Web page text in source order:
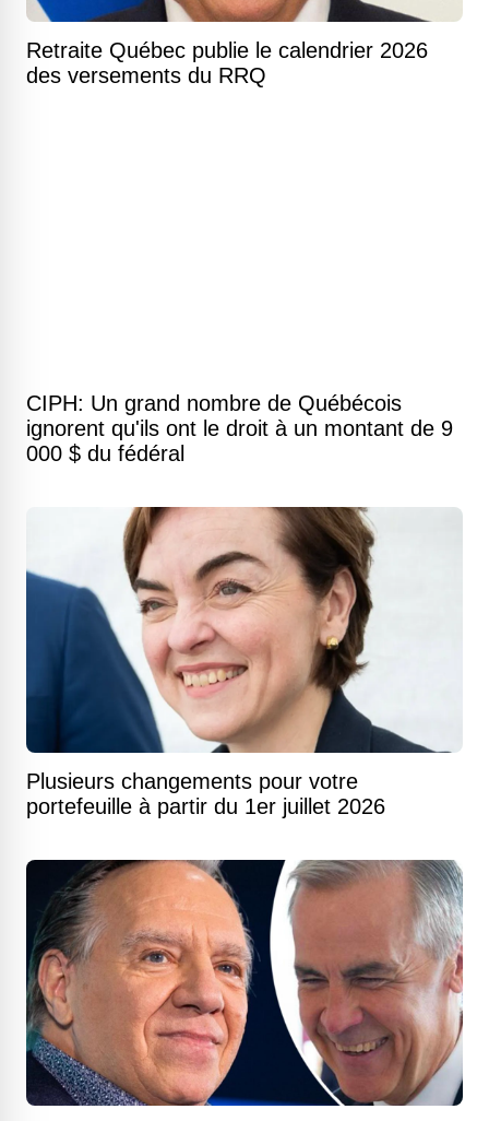
Retraite Québec publie le calendrier 2026
des versements du RRQ
CIPH: Un grand nombre de Québécois
ignorent qu'ils ont le droit à un montant de 9
000 $ du fédéral
Plusieurs changements pour votre
portefeuille à partir du 1er juillet 2026